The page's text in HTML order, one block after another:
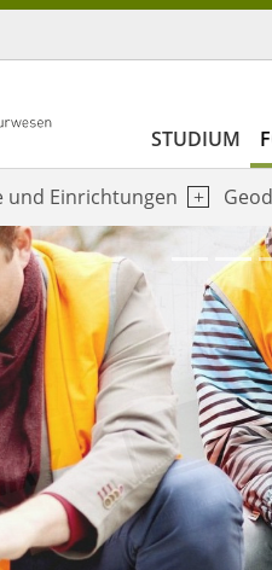
STUDIUM
und Einrichtungen